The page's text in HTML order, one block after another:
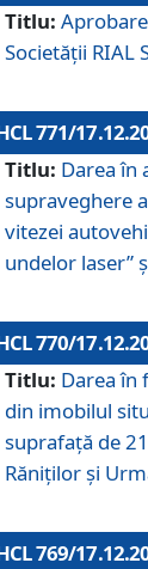
Titlu:
Societăţii RIAL
771/
Titlu: Darea în
supraveghere
vitezei
undelor laser”
770/
Titlu: Darea în
din imobilul
suprafaţă de
Răniţilor şi
769/